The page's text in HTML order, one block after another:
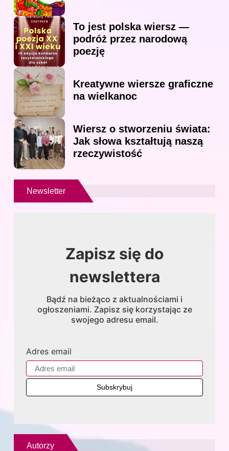
To jest polska wiersz —
podróż przez narodową
poezję
Kreatywne wiersze graficzne
na wielkanoc
Wiersz o stworzeniu świata:
Jak słowa kształtują naszą
rzeczywistość
Newsletter
Zapisz się do
newslettera
Bądź na bieżąco z aktualnościami i
ogłoszeniami. Zapisz się korzystając ze
swojego adresu email.
Adres email
Autorzy